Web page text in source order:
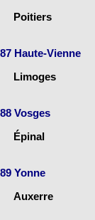
Poitiers
87 Haute-Vienne
Limoges
88 Vosges
Épinal
89 Yonne
Auxerre